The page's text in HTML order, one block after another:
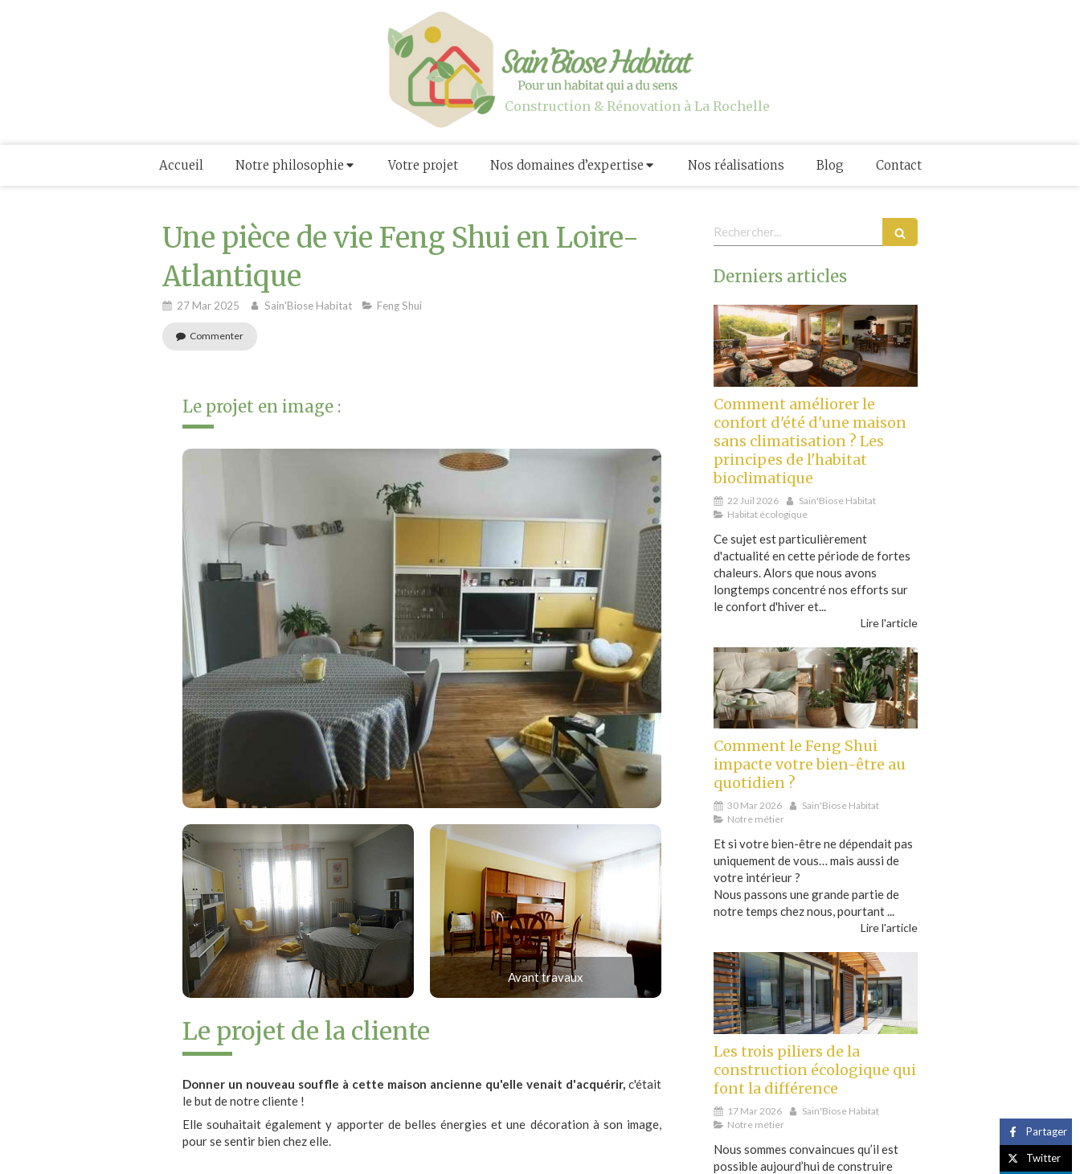
Construction & Rénovation à La Rochelle
Accueil Notre philosophie Votre projet Nos domaines d’expertise Nos réalisations Blog Contact
Une pièce de vie Feng Shui en Loire-
Atlantique
27 Mar 2025 Sain'Biose Habitat Feng Shui
Commenter
Le projet en image :
Avant travaux
Le projet de la cliente
Donner un nouveau souffle à cette maison ancienne qu'elle venait d'acquérir, c'était
le but de notre cliente !
Elle souhaitait également y apporter de belles énergies et une décoration à son image,
pour se sentir bien chez elle.
Partager
Twitter
Rechercher
Derniers articles
Comment améliorer le
confort d'été d'une maison
sans climatisation ? Les
principes de l'habitat
bioclimatique
22 Juil 2026
Sain'Biose Habitat
Habitat écologique
Ce sujet est particulièrement
d'actualité en cette période de fortes
chaleurs. Alors que nous avons
longtemps concentré nos efforts sur
le confort d'hiver et...
Lire l'article
Comment le Feng Shui
impacte votre bien-être au
quotidien ?
30 Mar 2026
Sain'Biose Habitat
Notre métier
Et si votre bien-être ne dépendait pas
uniquement de vous… mais aussi de
votre intérieur ?
Nous passons une grande partie de
notre temps chez nous, pourtant ...
Lire l'article
Les trois piliers de la
construction écologique qui
font la différence
17 Mar 2026
Sain'Biose Habitat
Notre métier
Nous sommes convaincues qu’il est
possible aujourd’hui de construire